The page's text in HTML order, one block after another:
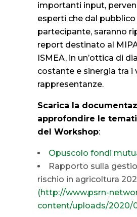
importanti input,
esperti che dal pubblico
partecipante, saranno
report destinato al
ISMEA, in un’ottica di
costante e sinergia tra i
rappresentanze.
Scarica la
approfondire le
del Workshop:
Opuscolo fondi
Rapporto sulla
rischio in agricoltura
(http://www.psrn-
content/uploads/2020/